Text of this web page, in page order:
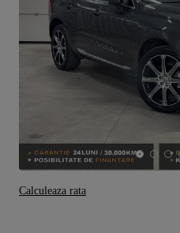
Calculeaza rata